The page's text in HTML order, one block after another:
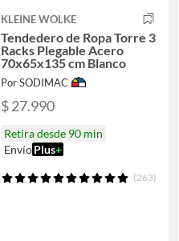
KLEINE WOLKE
Tendedero de Ropa Torre 3
Racks Plegable Acero
70x65x135 cm Blanco
Por SODIMAC
$ 27.990
Retira desde 90 min
EnvíoPlus+
(263)